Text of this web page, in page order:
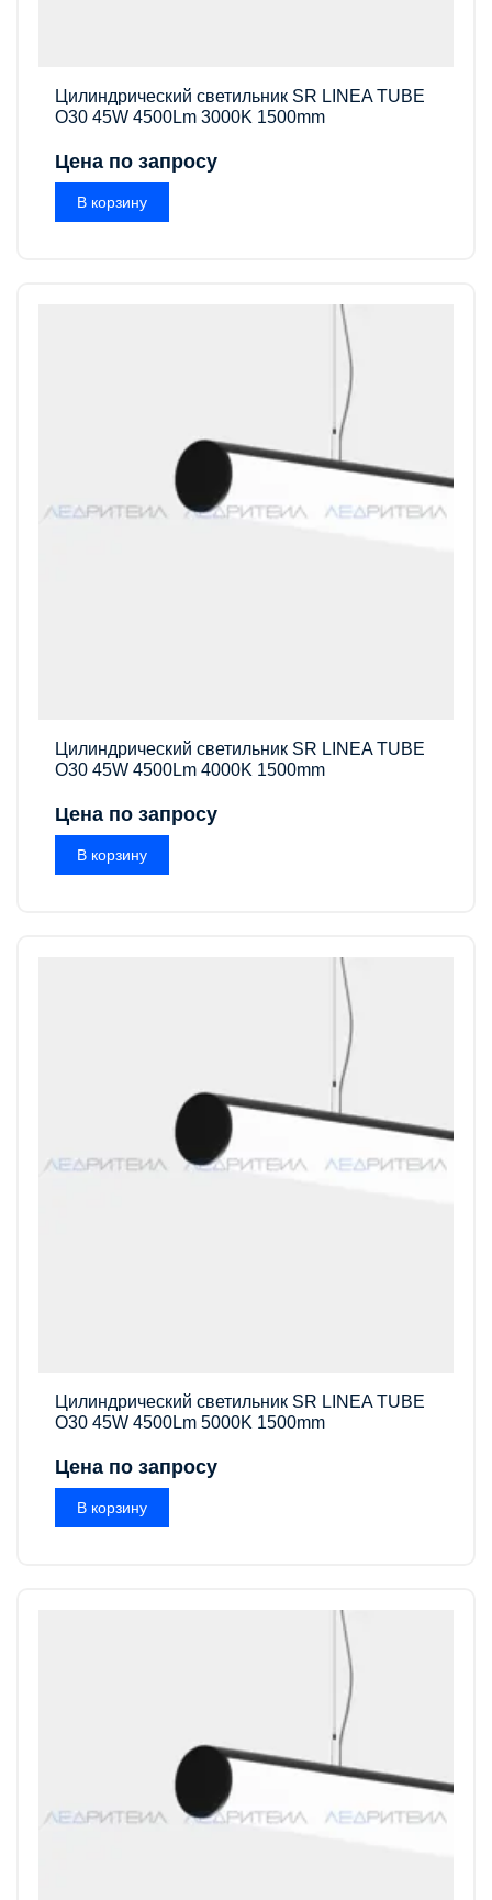
Цилиндрический светильник SR LINEA TUBE
O30 45W 4500Lm 3000K 1500mm
Цена по запросу
В корзину
Цилиндрический светильник SR LINEA TUBE
O30 45W 4500Lm 4000K 1500mm
Цена по запросу
В корзину
Цилиндрический светильник SR LINEA TUBE
O30 45W 4500Lm 5000K 1500mm
Цена по запросу
В корзину